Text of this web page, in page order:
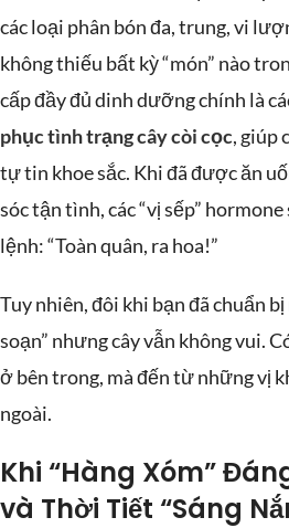
các loại phân bón đa, trung, vi
không thiếu bất kỳ “món” nào
cấp đầy đủ dinh dưỡng chính là
phục tình trạng cây còi cọc, giúp
tự tin khoe sắc. Khi đã được ăn
sóc tận tình, các “vị sếp”
lệnh: “Toàn quân, ra hoa!”
Tuy nhiên, đôi khi bạn đã chuẩn
soạn” nhưng cây vẫn không vui.
ở bên trong, mà đến từ những vị
ngoài.
Khi “Hàng Xóm”
và Thời Tiết “Sáng